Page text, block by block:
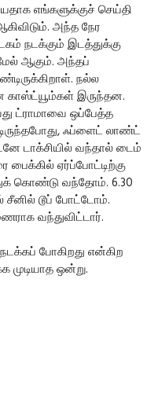
எங்களுக்குச் செய்தி
அந்த நேர
நடக்கும் இடத்துக்கு
ஆகும். அந்தப்
நல்ல
இருந்தன.
ட்ராமாவை ஒப்பேத்த
ஃப்ளைட் லாண்ட்
டாக்சியில் வந்தால் டைம்
பைக்கில் ஏர்ப்போட்டிற்கு
கொண்டு வந்தோம். 6.30
சீனில் டூப் போட்டோம்.
வந்துவிட்டார்.
போகிறது என்கிற
ஒன்று.